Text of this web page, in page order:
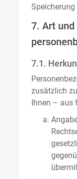
Speicherung
7. Art und
7.1.
zusätzlich
Ihnen – aus